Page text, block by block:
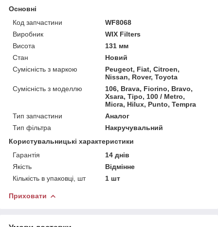
Основні
Код запчастини
WF8068
Виробник
WIX Filters
Висота
131 мм
Стан
Новий
Сумісність з маркою
Peugeot, Fiat, Citroen,
Nissan, Rover, Toyota
Сумісність з моделлю
106, Brava, Fiorino, Bravo,
Xsara, Tipo, 100 / Metro,
Micra, Hilux, Punto, Tempra
Тип запчастини
Аналог
Тип фільтра
Накручувальний
Користувальницькі характеристики
Гарантія
14 днів
Якість
Відмінне
Кількість в упаковці, шт
1 шт
Приховати